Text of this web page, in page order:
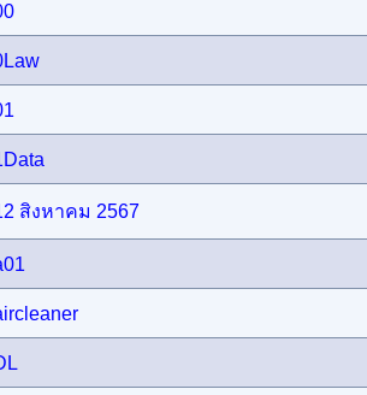
สิงหาคม 2567